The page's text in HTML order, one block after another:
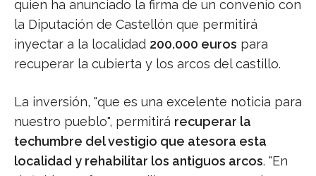
quien ha anunciado la firma de un convenio con
la Diputación de Castellón que permitirá
inyectar a la localidad 200.000 euros para
recuperar la cubierta y los arcos del castillo.
La inversión, "que es una excelente noticia para
nuestro pueblo", permitirá recuperar la
techumbre del vestigio que atesora esta
localidad y rehabilitar los antiguos arcos. "En